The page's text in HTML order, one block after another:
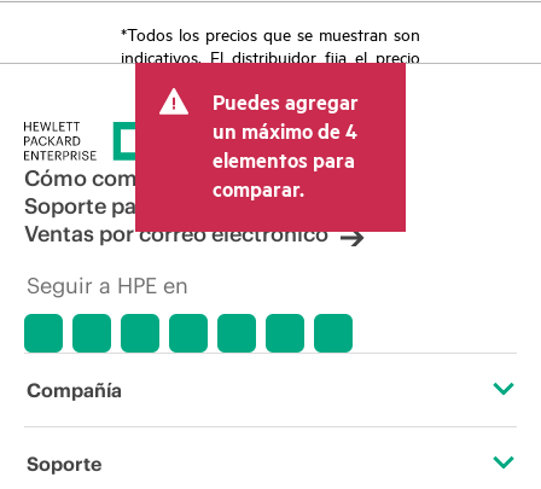
*Todos los precios que se muestran son
indicativos. El distribuidor fija el precio
otros conceptos, como los impuestos a
la venta, el IVA y el envío. El precio de la
transacción que establece el distribuidor
puede variar con respecto a otros
distribuidores y al precio indicativo
mostrado. El precio indicativo puede
incluir ofertas promocionales por tiempo
hacer ajustes de precios en cualquier
condiciones del mercado,
promociones de fin de la vida útil y
Puedes agregar
un máximo de 4
elementos para
comparar.
Cómo comprar
Soporte para productos
Ventas por correo electrónico
Seguir a HPE en
Compañía
Acerca de HPE
Soporte